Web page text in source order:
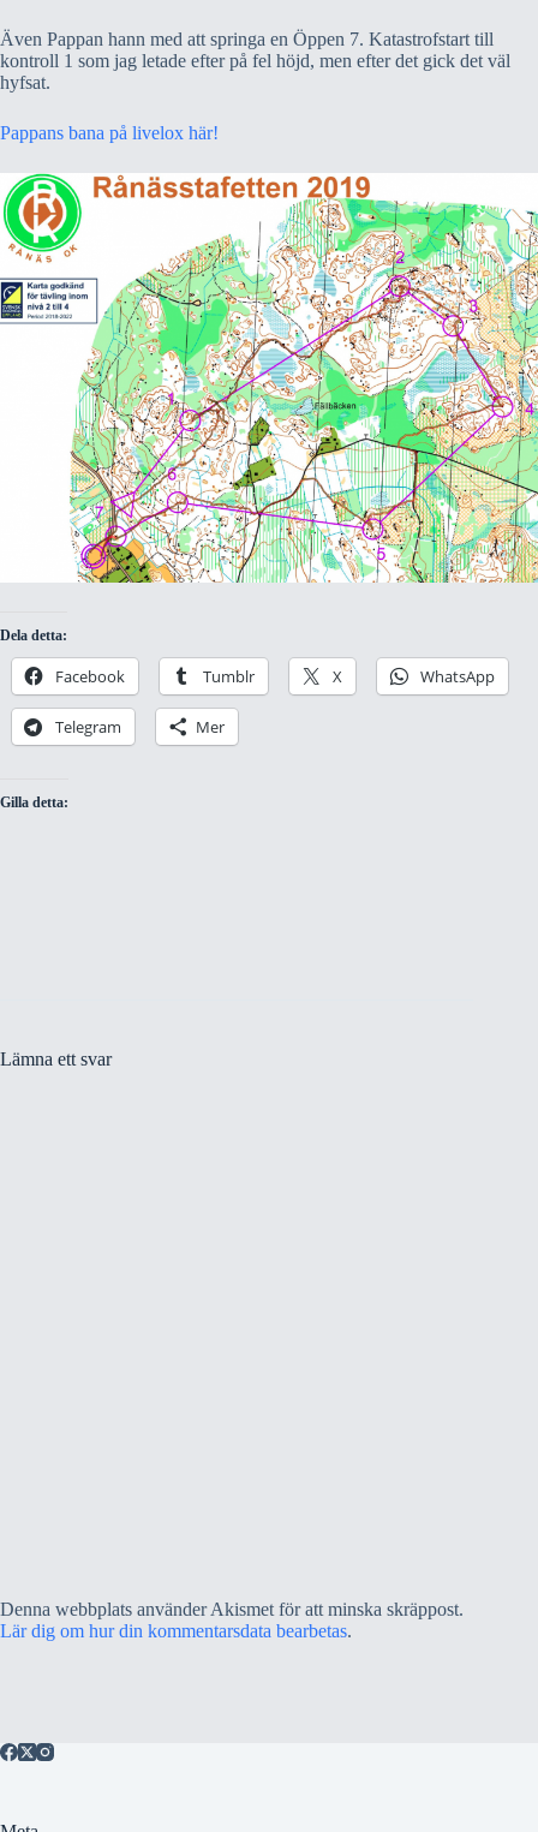
Även Pappan hann med att springa en Öppen 7. Katastrofstart till
kontroll 1 som jag letade efter på fel höjd, men efter det gick det väl
hyfsat.
Pappans bana på livelox här!
Dela detta:
Facebook Tumblr X WhatsApp
Telegram Mer
Gilla detta:
Lämna ett svar
Denna webbplats använder Akismet för att minska skräppost.
Lär dig om hur din kommentarsdata bearbetas.